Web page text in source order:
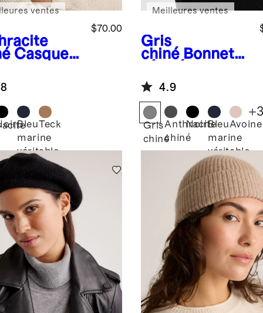
Casquett
$70.00
ventes
Bleu
marine
véritable
Teck
Gris
chiné Bonnet
cachemire de
Mongolie
Meilleures ventes
4.9
Gris
chiné
Anthracite
chiné
NoirBleu
marine
véritable
Avoine
+